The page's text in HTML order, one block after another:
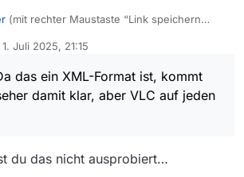
(mit rechter Maustaste “Link speichern
Format ist, kommt eher kein Fernseher
1. Juli 2025, 21:15
von
das ein XML-Format ist, kommt
damit klar, aber VLC auf jeden
du das nicht ausprobiert…